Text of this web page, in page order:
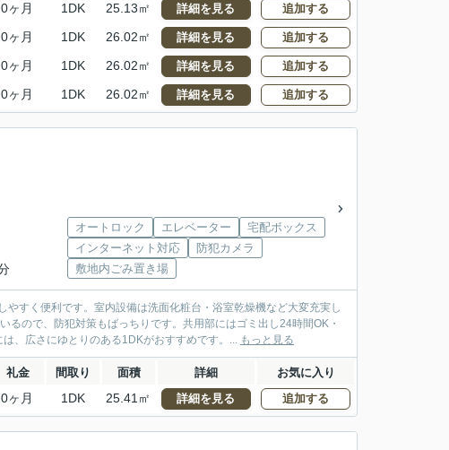
0ヶ月 1DK 25.13㎡ 詳細を見る 追加する
0ヶ月 1DK 26.02㎡ 詳細を見る 追加する
0ヶ月 1DK 26.02㎡ 詳細を見る 追加する
0ヶ月 1DK 26.02㎡ 詳細を見る 追加する
オートロック エレベーター
宅配ボックス
インターネット対応
防犯カメラ
敷地内ごみ置き場
すく便利です。室内設備は洗面化粧台・浴室乾燥機など大変充実し
ので、防犯対策もばっちりです。共用部にはゴミ出し24時間OK・
、広さにゆとりのある1DKがおすすめです。... もっと見る
礼金 間取り 面積 詳細 お気に入り
0ヶ月 1DK 25.41㎡ 詳細を見る 追加する